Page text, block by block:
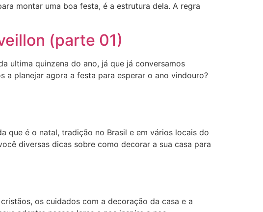
montar uma boa festa, é a estrutura dela. A regra
(parte 01)
ultima quinzena do ano, já que já conversamos
a planejar agora a festa para esperar o ano vindouro?
que é o natal, tradição no Brasil e em vários locais do
diversas dicas sobre como decorar a sua casa para
os cuidados com a decoração da casa e a